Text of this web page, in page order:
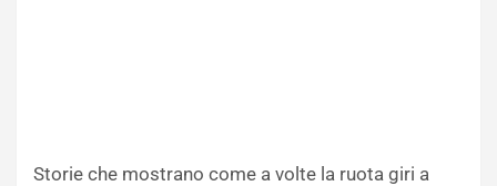
Storie che mostrano come a volte la ruota giri a